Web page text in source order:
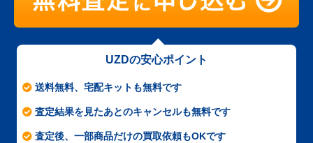
UZDの安心ポイント
送料無料、宅配キットも無料です
査定結果を見たあとのキャンセルも無料です
査定後、一部商品だけの買取依頼もOKです